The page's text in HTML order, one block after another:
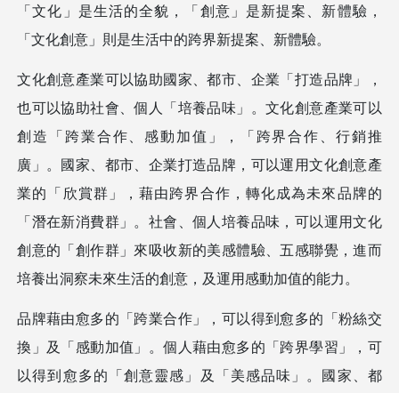
「文化」是生活的全貌，「創意」是新提案、新體驗，
「文化創意」則是生活中的跨界新提案、新體驗。
文化創意產業可以協助國家、都市、企業「打造品牌」，
也可以協助社會、個人「培養品味」。文化創意產業可以
創造「跨業合作、感動加值」，「跨界合作、行銷推
廣」。國家、都市、企業打造品牌，可以運用文化創意產
業的「欣賞群」，藉由跨界合作，轉化成為未來品牌的
「潛在新消費群」。社會、個人培養品味，可以運用文化
創意的「創作群」來吸收新的美感體驗、五感聯覺，進而
培養出洞察未來生活的創意，及運用感動加值的能力。
品牌藉由愈多的「跨業合作」，可以得到愈多的「粉絲交
換」及「感動加值」。個人藉由愈多的「跨界學習」，可
以得到愈多的「創意靈感」及「美感品味」。國家、都